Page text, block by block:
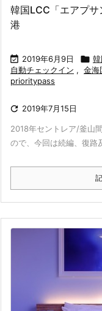
韓国LCC「エアプ
港
 2019年6月9日 
自動チェックイン , 金海
prioritypass
 2019年7月15日
2018年セントレア/釜山
ので、今回は続編、復路